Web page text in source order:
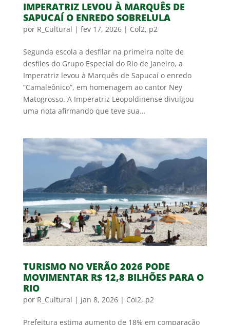
IMPERATRIZ LEVOU À MARQUÊS DE
SAPUCAÍ O ENREDO SOBRELULA
por R_Cultural | fev 17, 2026| Col2, p2
Segunda escola a desfilar na primeira noite de
desfiles do Grupo Especial do Rio de Janeiro, a
Imperatriz levou à Marquês de Sapucaí o enredo
“Camaleônico”, em homenagem ao cantor Ney
Matogrosso. A Imperatriz Leopoldinense divulgou
uma nota afirmando que teve sua...
TURISMO NO VERÃO 2026 PODE
MOVIMENTAR R$ 12,8 BILHÕES PARA O
RIO
por R_Cultural | jan 8, 2026| Col2, p2
Prefeitura estima aumento de 18% em comparação